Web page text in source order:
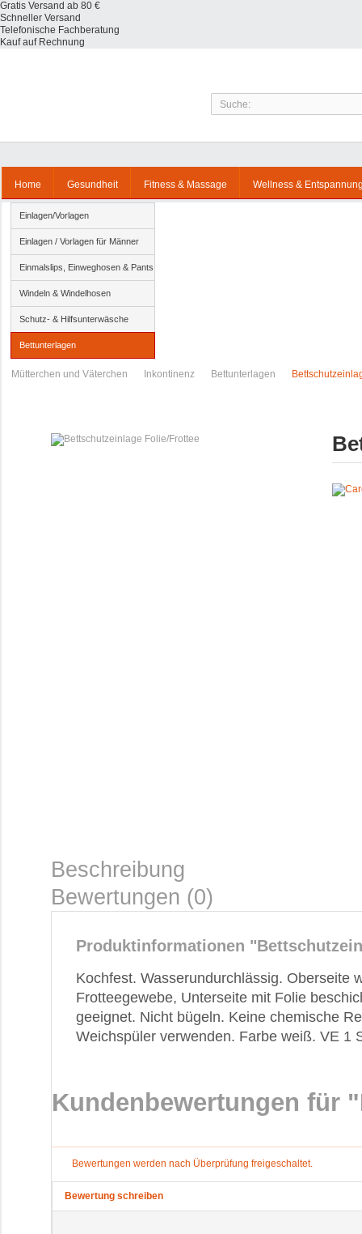
Gratis Versand ab 80 €
Schneller Versand
Telefonische Fachberatung
Kauf auf Rechnung
Home Gesundheit Fitness & Massage Wellness &
Einlagen/Vorlagen
Einlagen / Vorlagen für Männer
Einmalslips, Einweghosen & Pants
Windeln & Windelhosen
Schutz- & Hilfsunterwäsche
Bettunterlagen
Mütterchen und Väterchen Inkontinenz Bettunterlagen
Beschreibung
Bewertungen (0)
Produktinformationen
Kochfest. Wasserundurchlässig. Oberseite
Frotteegewebe, Unterseite mit Folie
geeignet. Nicht bügeln. Keine chemische
Weichspüler verwenden. Farbe weiß. VE 1
Kundenbewertungen für
Bewertungen werden nach Überprüfung freigeschaltet.
Bewertung schreiben